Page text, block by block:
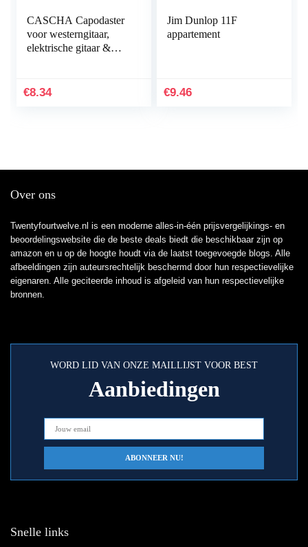
CASCHA Capodaster
voor westerngitaar,
elektrische gitaar &
gitaarclip,
€8.34
Jim Dunlop 11F
appartement
€9.46
Over ons
Twentyfourtwelve.nl is een moderne alles-in-één prijsvergelijkings- en
beoordelingswebsite die de beste deals biedt die beschikbaar zijn op
amazon en u op de hoogte houdt via de laatst toegevoegde blogs. Alle
afbeeldingen zijn auteursrechtelijk beschermd door hun respectievelijke
eigenaren. Alle geciteerde inhoud is afgeleid van hun respectievelijke
bronnen.
WORD LID VAN ONZE MAILLIJST VOOR BEST
Aanbiedingen
Snelle links